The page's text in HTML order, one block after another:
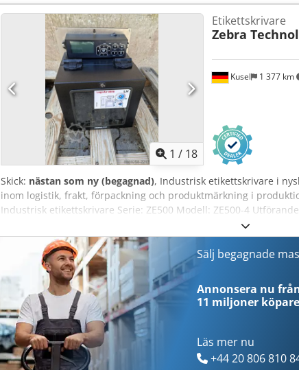
etikettlängd: 12,7 mm Mediabredd: 16–114 mm
Rullkärnans diameter: 25,4 mm Maximal ytterdiameter för
(8 punkter/mm) Dsdpfx Afek Ablljksck Punktstorlek: 0,125 mm x
tum/sekund
1 / 18
Kusel 1 377 km
Etikettskrivare
Zebra
Skick: nästan som ny (begagnad), Industrisk etikettskrivare i
inom logistik, frakt, förpackning och produktmärkning i
Industrisk etikettskrivare Serie: ZE500 Modell: ZE500-4
Serienummer: 67J193100183 Tryckteknik: termodirekt och
Upplösning: 300 dpi Mediebredd: upp till 114 mm Nätspänning:
Frekvens: 47–63 Hz Märkström: 4 A Manövrering: frontdisplay
modul för print-and-apply-system Färgband: ja
produkt­märkning, logistik­märkning Tillverkarens beteckning
Sälj begagnade
Annonsera nu
11 miljoner köpare
Läs mer nu
+44 20 806 810